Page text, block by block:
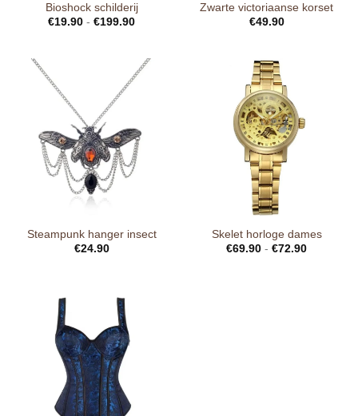
Bioshock schilderij
€19.90 - €199.90
Zwarte victoriaanse korset
€49.90
Steampunk hanger insect
€24.90
Skelet horloge dames
€69.90 - €72.90